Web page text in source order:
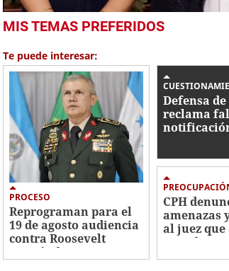
seconds
1
minute,
seconds
Volume
MIS TEMAS PREFERIDOS
Te puede interesar:
PROCESO
Reprograman para el
19 de agosto audiencia
contra Roosevelt
Hernández
Defensa
reclama
Hernández
CPH
amenazas
al juez que
caso de
Hernández